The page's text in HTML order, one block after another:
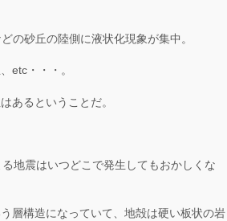
の砂丘の陸側に液状化現象が集中。
etc・・・。
あるということだ。
地震はいつどこで発生してもおかしくな
層構造になっていて、地殻は硬い板状の岩